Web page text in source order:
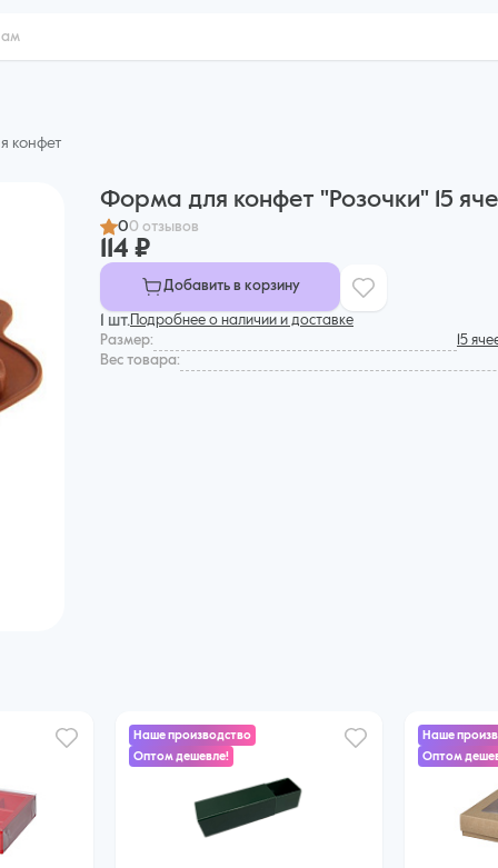
конфет
Форма для конфет "Розочки" 15
00 отзывов
114 ₽
Добавить в корзину
1 шт. Подробнее о наличии и доставке
Размер:
15
Вес товара:
Наше производство
Оптом дешевле!
Наше
Оптом